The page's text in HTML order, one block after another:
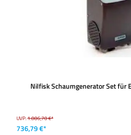
Nilfisk Schaumgenerator Set für
UVP:1.086,70 €*
736,79 €*